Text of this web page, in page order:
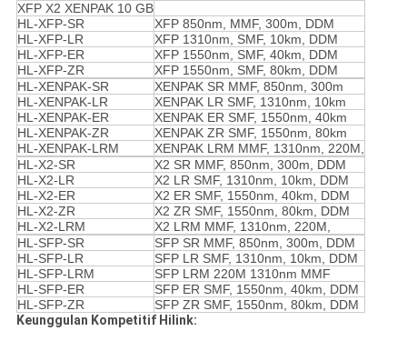
XFP X2 XENPAK 10 GB
HL-XFP-SR
XFP 850nm, MMF, 300m, DDM
HL-XFP-LR
XFP 1310nm, SMF, 10km, DDM
HL-XFP-ER
XFP 1550nm, SMF, 40km, DDM
HL-XFP-ZR
XFP 1550nm, SMF, 80km, DDM
HL-XENPAK-SR
XENPAK SR MMF, 850nm, 300m
HL-XENPAK-LR
XENPAK LR SMF, 1310nm, 10km
HL-XENPAK-ER
XENPAK ER SMF, 1550nm, 40km
HL-XENPAK-ZR
XENPAK ZR SMF, 1550nm, 80km
HL-XENPAK-LRM
XENPAK LRM MMF, 1310nm, 220M,
HL-X2-SR
X2 SR MMF, 850nm, 300m, DDM
HL-X2-LR
X2 LR SMF, 1310nm, 10km, DDM
HL-X2-ER
X2 ER SMF, 1550nm, 40km, DDM
HL-X2-ZR
X2 ZR SMF, 1550nm, 80km, DDM
HL-X2-LRM
X2 LRM MMF, 1310nm, 220M,
HL-SFP-SR
SFP SR MMF, 850nm, 300m, DDM
HL-SFP-LR
SFP LR SMF, 1310nm, 10km, DDM
HL-SFP-LRM
SFP LRM 220M 1310nm MMF
HL-SFP-ER
SFP ER SMF, 1550nm, 40km, DDM
HL-SFP-ZR
SFP ZR SMF, 1550nm, 80km, DDM
Keunggulan Kompetitif Hilink: